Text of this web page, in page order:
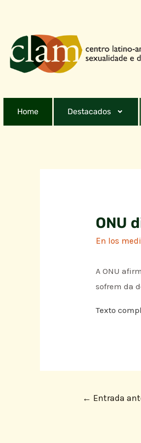
Home Destacados
ONU
En los
A ONU
sofrem da
Texto
← Entrada